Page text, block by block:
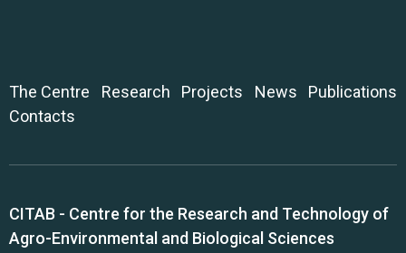
The Centre Research Projects News
Publications
Contacts
CITAB - Centre for the Research and Technology of
Agro-Environmental and Biological Sciences